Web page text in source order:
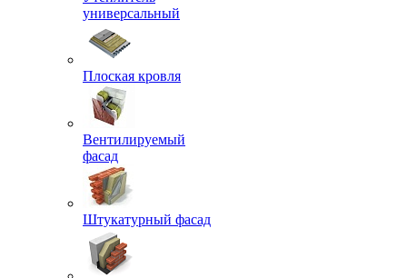
универсальный
Плоская кровля
Вентилируемый
фасад
Штукатурный фасад